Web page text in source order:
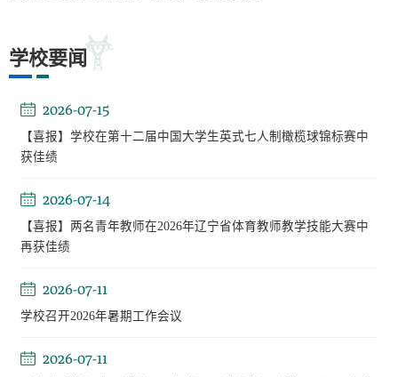
学校要闻
2026-07-15
【喜报】学校在第十二届中国大学生英式七人制橄榄球锦标赛中
获佳绩
2026-07-14
【喜报】两名青年教师在2026年辽宁省体育教师教学技能大赛中
再获佳绩
2026-07-11
学校召开2026年暑期工作会议
2026-07-11